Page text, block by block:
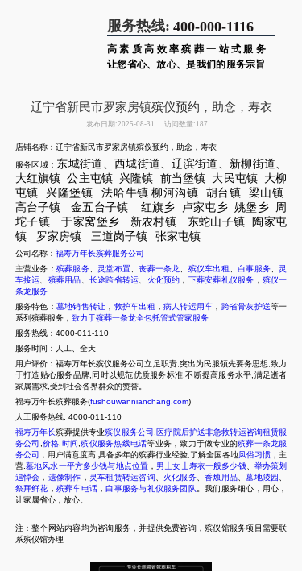
服务热线: 400-000-1116
高素质高效率殡葬一站式服务
让您省心、放心、是我们的服务宗旨
辽宁省新民市罗家房镇殡仪预约，助念，寿衣
发布日期:2025-08-31 访问数量:187
店铺名称：辽宁省新民市罗家房镇殡仪预约，助念，寿衣
服务区域： 东城街道、西城街道、辽滨街道、新柳街道、
大红旗镇 公主屯镇 兴隆镇 前当堡镇 大民屯镇
大柳
屯镇
兴隆堡镇 法哈牛镇 柳河沟镇 胡台镇
梁山镇
高台子镇
金五台子镇 红旗乡 卢家屯 乡 姚堡乡
周
坨子镇 于家窝堡乡 新农村镇 东蛇山子镇
陶家屯
镇
罗家房镇 三道岗子镇 张家屯镇
公司名称： 福寿万年长殡葬服务公司
主营业务： 殡葬服务、 灵堂布置 、丧葬一条龙 殡仪车出租 、白事服务
灵
车接运
殡葬用品 长途跨省转运 火化预约 ， 下葬安葬礼仪服务 ， 殡仪一
条龙服务
服务特色： 墓地销售转让 ， 救护车出租 ， 病人转运用车 ， 跨省骨灰护送等一
系列殡葬服务， 致力于殡葬一条龙全包托管式管家服务
服务热线：4000-011-110
服务时间：人工、全天
用户评价：福寿万年长殡仪服务公司立足职责,突出为民服领先要务思想,致力
于打造贴心服务品牌,同时以规范优质服务标准,不断提高服务水平,满足逝者
家属需求,受到社会各界群众的赞誉。
福寿万年长殡葬服务(fushouwannianchang.com)
人工服务热线: 4000-011-110
福寿万年长殡葬提供专业殡仪服务公司 医疗院后护送非急救转运咨询租赁服
务公司 价格 时间 殡仪服务热线电话等业务，致力于做专业的殡葬一条龙服
务公司
，用户满意度高,具备多年的殡葬行业经验,了解全国各地风俗习惯 ，主
营:墓地风水一平方多少钱与地点位置 ， 男士女士寿衣一般多少钱、 举办策划
追悼会 ， 遗像制作 ， 灵车租赁转运咨询、 火化服务、香烛用品 、墓地陵园
祭拜鲜花 ， 殡葬车电话 ，白事服务与礼仪服务团队
。我们服务细心，用心，
让家属省心，放心。
注：整个网站内容均为咨询服务，并提供免费咨询，殡仪馆服务项目需要联
系殡仪馆办理